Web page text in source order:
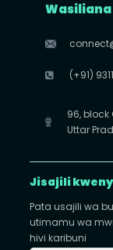
Wasiliana
(+91)
96, block
Uttar
Jisajili
Pata usajili wa
utimamu wa
hivi karibuni